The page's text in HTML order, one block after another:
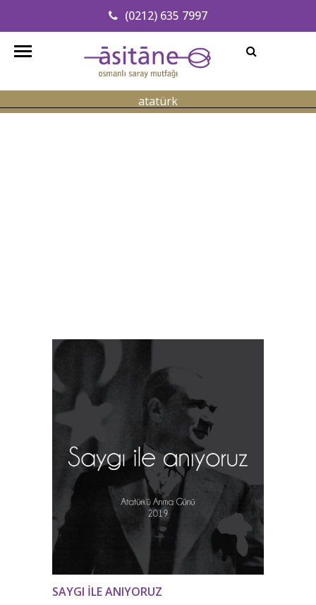
(0212) 635 7997
Adresimizi Bulun
info@asitanerestaurant.com
atatürk
SAYGI ILE ANIYORUZ